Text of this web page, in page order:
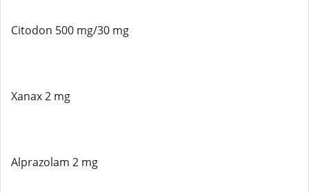
Citodon 500 mg/30 mg
Xanax 2 mg
Alprazolam 2 mg